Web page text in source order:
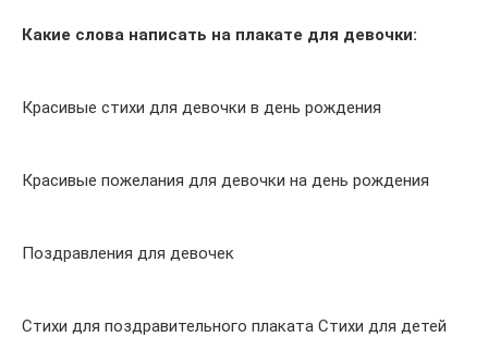
Какие слова написать на плакате для девочки:
Красивые стихи для девочки в день рождения
Красивые пожелания для девочки на день рождения
Поздравления для девочек
Стихи для поздравительного плаката Стихи для детей